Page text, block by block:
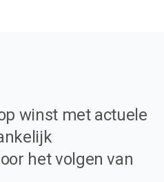
winst met actuele
het volgen van